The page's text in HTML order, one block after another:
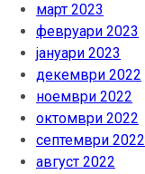
март 2023
февруари 2023
јануари 2023
декември 2022
ноември 2022
октомври 2022
септември 2022
август 2022